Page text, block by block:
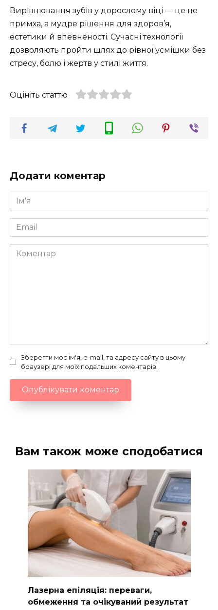
Вирівнювання зубів у дорослому віці — це не
примха, а мудре рішення для здоров’я,
естетики й впевненості. Сучасні технології
дозволяють пройти шлях до рівної усмішки без
стресу, болю і жертв у стилі життя.
Оцініть статтю
Додати коментар
Ім'я
*
Email
*
Коментар
Зберегти моє ім'я, e-mail, та адресу сайту в цьому
браузері для моїх подальших коментарів.
Вам також може сподобатися
Лазерна епіляція: переваги,
обмеження та очікуваний результат